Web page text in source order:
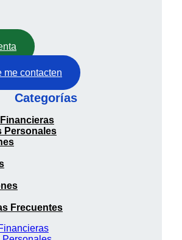
me contacten
Categorías
Personales
Frecuentes